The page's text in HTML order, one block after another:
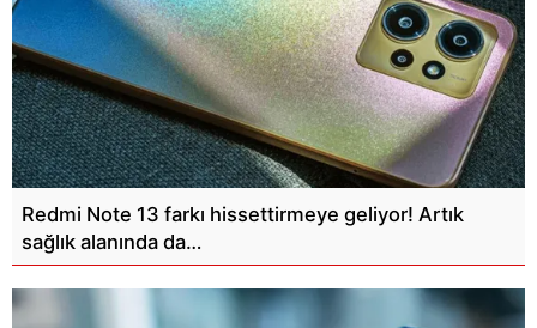
Redmi Note 13 farkı hissettirmeye geliyor! Artık
sağlık alanında da…